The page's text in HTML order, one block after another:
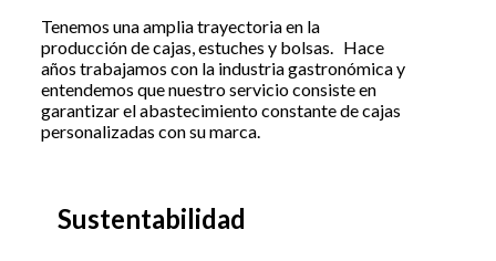
Tenemos una amplia trayectoria en la
producción de cajas, estuches y bolsas. Hace
años trabajamos con la industria gastronómica y
entendemos que nuestro servicio consiste en
garantizar el abastecimiento constante de cajas
personalizadas con su marca.
Sustentabilidad